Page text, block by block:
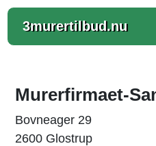
3murertilbud.nu
Murerfirmaet-
Bovneager 29
2600 Glostrup